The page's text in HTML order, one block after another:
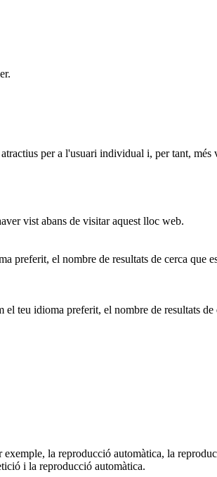
per a l'usuari individual i, per tant, més
vist abans de visitar aquest lloc web.
preferit, el nombre de resultats de cerca que
teu idioma preferit, el nombre de resultats de
la reproducció automàtica, la
i la reproducció automàtica.